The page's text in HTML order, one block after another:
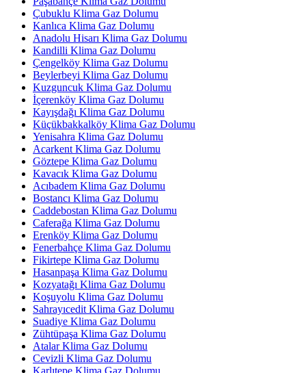
Çubuklu Klima Gaz Dolumu
Kanlıca Klima Gaz Dolumu
Anadolu Hisarı Klima Gaz Dolumu
Kandilli Klima Gaz Dolumu
Çengelköy Klima Gaz Dolumu
Beylerbeyi Klima Gaz Dolumu
Kuzguncuk Klima Gaz Dolumu
İçerenköy Klima Gaz Dolumu
Kayışdağı Klima Gaz Dolumu
Küçükbakkalköy Klima Gaz Dolumu
Yenisahra Klima Gaz Dolumu
Acarkent Klima Gaz Dolumu
Göztepe Klima Gaz Dolumu
Kavacık Klima Gaz Dolumu
Acıbadem Klima Gaz Dolumu
Bostancı Klima Gaz Dolumu
Caddebostan Klima Gaz Dolumu
Caferağa Klima Gaz Dolumu
Erenköy Klima Gaz Dolumu
Fenerbahçe Klima Gaz Dolumu
Fikirtepe Klima Gaz Dolumu
Hasanpaşa Klima Gaz Dolumu
Kozyatağı Klima Gaz Dolumu
Koşuyolu Klima Gaz Dolumu
Sahrayıcedit Klima Gaz Dolumu
Suadiye Klima Gaz Dolumu
Zühtüpaşa Klima Gaz Dolumu
Atalar Klima Gaz Dolumu
Cevizli Klima Gaz Dolumu
Karlıtepe Klima Gaz Dolumu